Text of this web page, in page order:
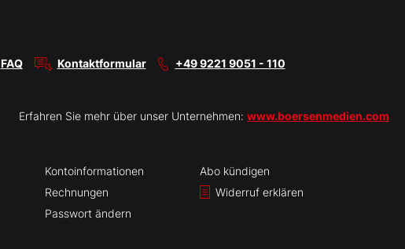
FAQ Kontaktformular +49 9221 9051 - 110
Erfahren Sie mehr über unser Unternehmen: www.boersenmedien.com
Kontoinformationen
Rechnungen
Passwort ändern
Abo kündigen
Widerruf erklären